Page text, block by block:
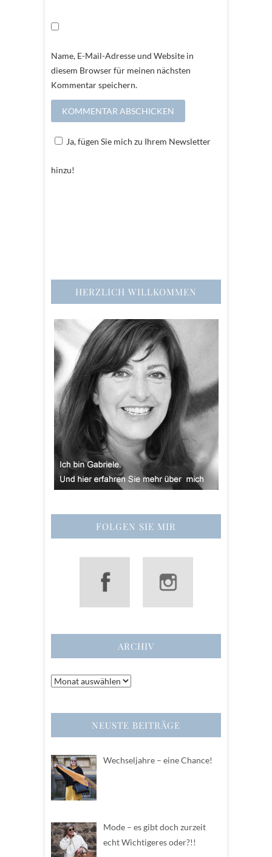
Name, E-Mail-Adresse und Website in
diesem Browser für meinen nächsten
Kommentar speichern.
Ja, fügen Sie mich zu Ihrem Newsletter
hinzu!
HERZLICH WILLKOMMEN
FOLGEN SIE MIR
ARCHIV
Archiv
NEUSTE BEITRÄGE
Wechseljahre – eine Chance!
Mode – es gibt doch zurzeit
echt Wichtigeres oder?!!